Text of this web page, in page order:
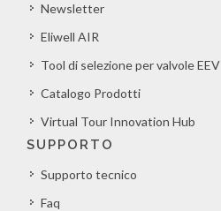
Newsletter
Eliwell AIR
Tool di selezione per valvole EEV
Catalogo Prodotti
Virtual Tour Innovation Hub
SUPPORTO
Supporto tecnico
Faq